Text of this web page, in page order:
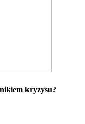
kryzysu?